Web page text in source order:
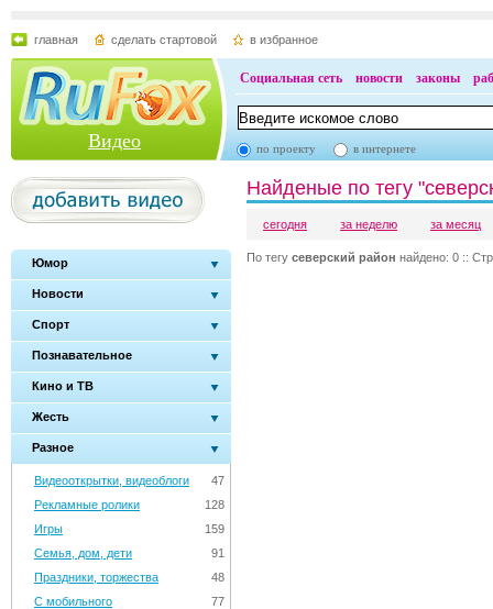
главная сделать стартовой в избранное
Видео
Социальная сеть новости законы
по проекту в интернете
Юмор
Новости
Спорт
Познавательное
Кино и ТВ
Жесть
Разное
47
Видеооткрытки, видеоблоги
128
Рекламные ролики
159
Игры
91
Семья, дом, дети
48
Праздники, торжества
77
С мобильного
Найденые по тегу
сегодня за неделю за месяц
По тегу северский район найдено: 0 ::